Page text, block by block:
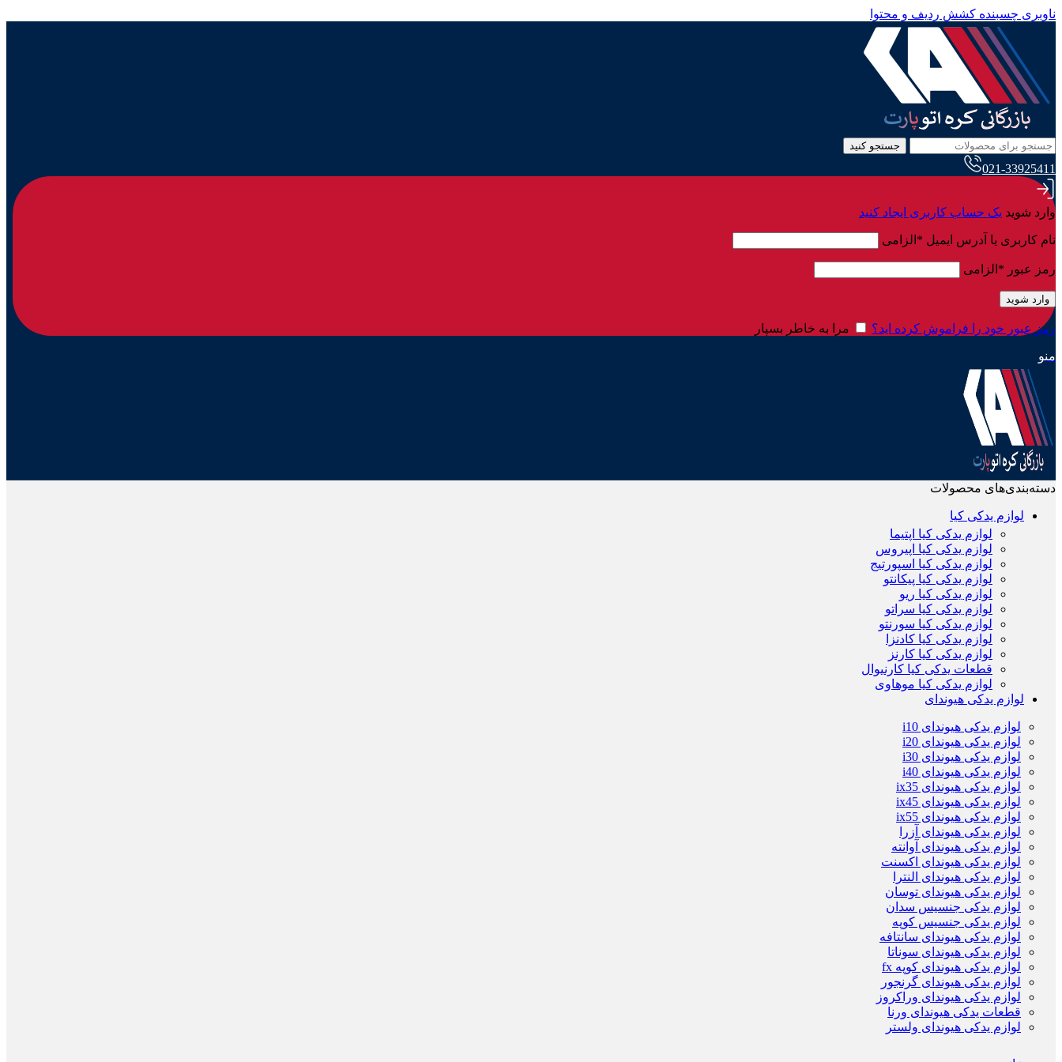
ناوبری چسبنده کشش ردیف و محتوا
جستجو کنید
021-33925411
وارد شوید یک حساب کاربری ایجاد کنید
نام کاربری یا آدرس ایمیل * الزامی
رمز عبور * الزامی
وارد شوید
رمز عبور خود را فراموش کرده اید؟ مرا به خاطر بسپار
منو
دسته‌بندی‌های محصولات
لوازم یدکی کیا
لوازم یدکی کیا اپتیما
لوازم یدکی کیا اپیروس
لوازم یدکی کیا اسپورتیج
لوازم یدکی کیا پیکانتو
لوازم یدکی کیا ریو
لوازم یدکی کیا سراتو
لوازم یدکی کیا سورنتو
لوازم یدکی کیا کادنزا
لوازم یدکی کیا کارنز
قطعات یدکی کیا کارنیوال
لوازم یدکی کیا موهاوی
لوازم یدکی هیوندای
لوازم یدکی هیوندای i10
لوازم یدکی هیوندای i20
لوازم یدکی هیوندای i30
لوازم یدکی هیوندای i40
لوازم یدکی هیوندای ix35
لوازم یدکی هیوندای ix45
لوازم یدکی هیوندای ix55
لوازم یدکی هیوندای آزرا
لوازم یدکی هیوندای آوانته
لوازم یدکی هیوندای اکسنت
لوازم یدکی هیوندای النترا
لوازم یدکی هیوندای توسان
لوازم یدکی جنسیس سدان
لوازم یدکی جنسیس کوپه
لوازم یدکی هیوندای سانتافه
لوازم یدکی هیوندای سوناتا
لوازم یدکی هیوندای کوپه fx
لوازم یدکی هیوندای گرنجور
لوازم یدکی هیوندای وراکروز
قطعات یدکی هیوندای ورنا
لوازم یدکی هیوندای ولستر